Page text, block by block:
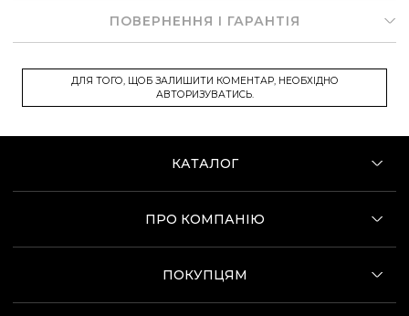
ПОВЕРНЕННЯ І ГАРАНТІЯ
ДЛЯ ТОГО, ЩОБ ЗАЛИШИТИ КОМЕНТАР, НЕОБХІДНО
АВТОРИЗУВАТИСЬ.
КАТАЛОГ
ПРО КОМПАНІЮ
ПОКУПЦЯМ